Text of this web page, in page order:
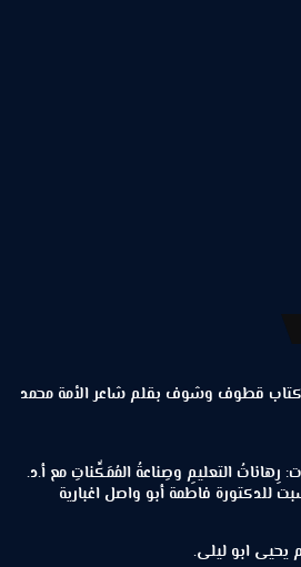
كتاب قطوف وشوف بقلم شاعر الأمة محمد
رِهاناتُ التعليمِ وصِناعةُ المُمَكِّناتِ مع أ.د.
للدكتورة فاطمة أبو واصل اغبارية
يحيى ابو ليلى.